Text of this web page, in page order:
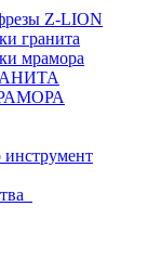
Z-LION
гранита
мрамора
инструмент